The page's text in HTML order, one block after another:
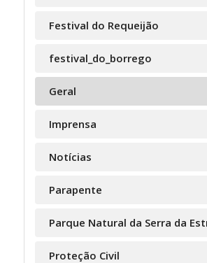
Festival do Requeijão
festival_do_borrego
Geral
Imprensa
Notícias
Parapente
Parque Natural da Serra da
Proteção Civil